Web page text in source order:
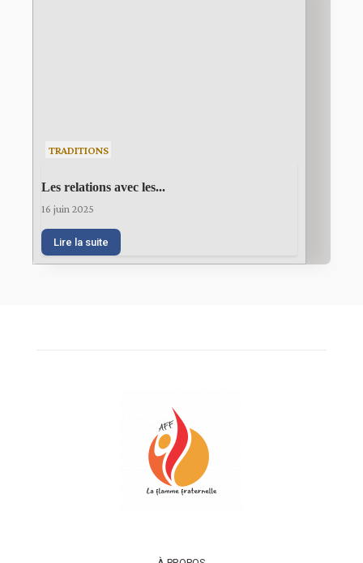
TRADITIONS
Les relations avec les...
16 juin 2025
Lire la suite